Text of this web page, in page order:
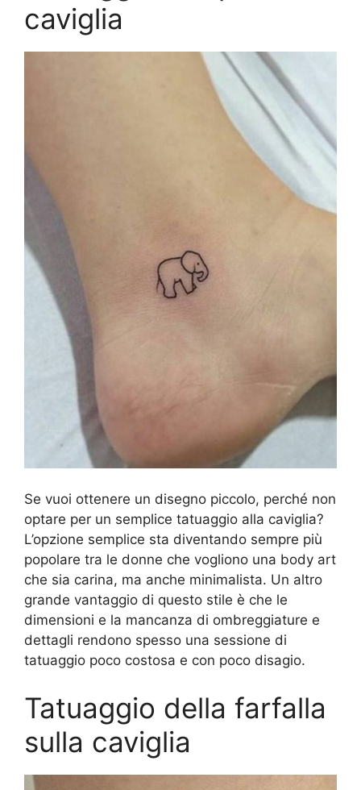
caviglia
Se vuoi ottenere un disegno piccolo, perché non
optare per un semplice tatuaggio alla caviglia?
L’opzione semplice sta diventando sempre più
popolare tra le donne che vogliono una body art
che sia carina, ma anche minimalista. Un altro
grande vantaggio di questo stile è che le
dimensioni e la mancanza di ombreggiature e
dettagli rendono spesso una sessione di
tatuaggio poco costosa e con poco disagio.
Tatuaggio della farfalla
sulla caviglia